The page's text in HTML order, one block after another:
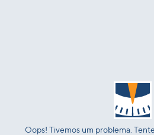
Oops! Tivemos um problema.